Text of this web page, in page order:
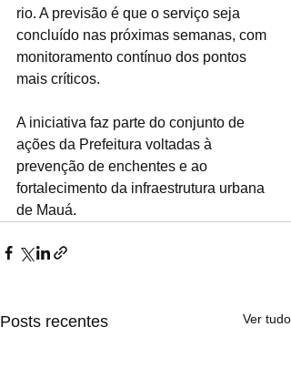
rio. A previsão é que o serviço seja
concluído nas próximas semanas, com
monitoramento contínuo dos pontos
mais críticos.
A iniciativa faz parte do conjunto de
ações da Prefeitura voltadas à
prevenção de enchentes e ao
fortalecimento da infraestrutura urbana
de Mauá.
Posts recentes Ver tudo